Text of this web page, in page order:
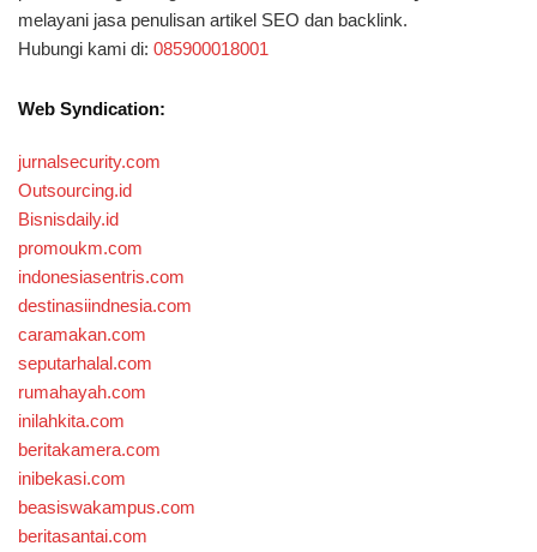
melayani jasa penulisan artikel SEO dan backlink.
Hubungi kami di: 085900018001
Web Syndication:
jurnalsecurity.com
Outsourcing.id
Bisnisdaily.id
promoukm.com
indonesiasentris.com
destinasiindnesia.com
caramakan.com
seputarhalal.com
rumahayah.com
inilahkita.com
beritakamera.com
inibekasi.com
beasiswakampus.com
beritasantai.com